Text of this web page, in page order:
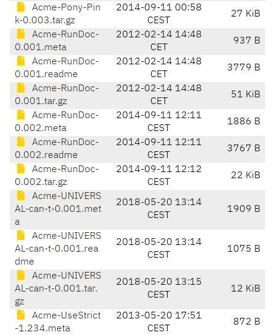
Acme-Pony-Pin
k-0.003.tar.gz
2014-09-11 00:58
CEST
27 KiB
Acme-RunDoc-
0.001.meta
2012-02-14 14:48
CET
937 B
Acme-RunDoc-
0.001.readme
2012-02-14 14:48
CET
3779 B
Acme-RunDoc-
0.001.tar.gz
2012-02-14 14:48
CET
51 KiB
Acme-RunDoc-
0.002.meta
2014-09-11 12:11
CEST
1886 B
Acme-RunDoc-
0.002.readme
2014-09-11 12:11
CEST
3767 B
Acme-RunDoc-
0.002.tar.gz
2014-09-11 12:12
CEST
22 KiB
Acme-UNIVERS
AL-can-t-0.001.met
a
2018-05-20 13:14
CEST
1909 B
Acme-UNIVERS
AL-can-t-0.001.rea
dme
2018-05-20 13:14
CEST
1075 B
Acme-UNIVERS
AL-can-t-0.001.tar.
gz
2018-05-20 13:15
CEST
12 KiB
Acme-UseStrict
-1.234.meta
2013-05-20 17:51
CEST
872 B